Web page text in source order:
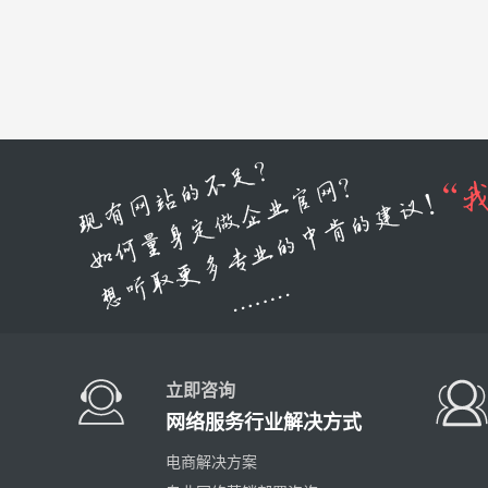
立即咨询
网络服务行业解决方式
电商解决方案